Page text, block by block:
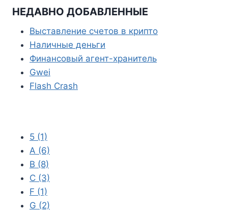
a
НЕДАВНО ДОБАВЛЕННЫЕ
Выставление счетов в крипто
Наличные деньги
Финансовый агент-хранитель
Gwei
Flash Crash
5 (1)
A (6)
B (8)
C (3)
F (1)
G (2)